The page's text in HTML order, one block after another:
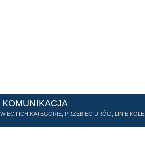
I ICH KATEGORIE, PRZEBIEG DRÓG, LINIE